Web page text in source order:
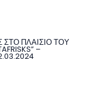
ΣΤΟ ΠΛΑΙΣΙΟ ΤΟΥ
–